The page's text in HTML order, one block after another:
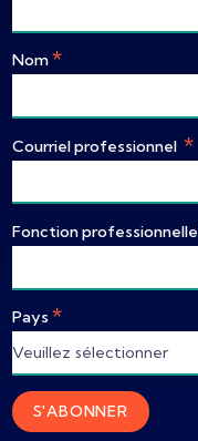
Nom*
Courriel professionnel *
Fonction professionnelle
Pays *